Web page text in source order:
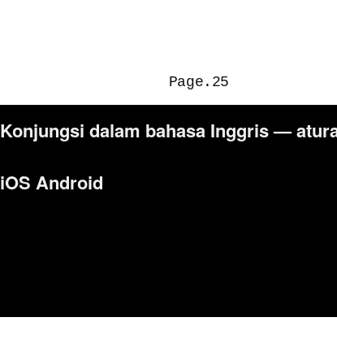
Page.25
Konjungsi dalam bahasa Inggris —
iOS Android